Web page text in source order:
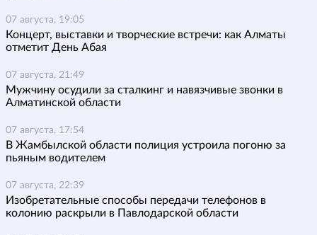
07 августа, 19:05
Концерт, выставки и творческие встречи: как Алматы
отметит День Абая
07 августа, 21:49
Мужчину осудили за сталкинг и навязчивые звонки в
Алматинской области
07 августа, 17:54
В Жамбылской области полиция устроила погоню за
пьяным водителем
07 августа, 22:39
Изобретательные способы передачи телефонов в
колонию раскрыли в Павлодарской области